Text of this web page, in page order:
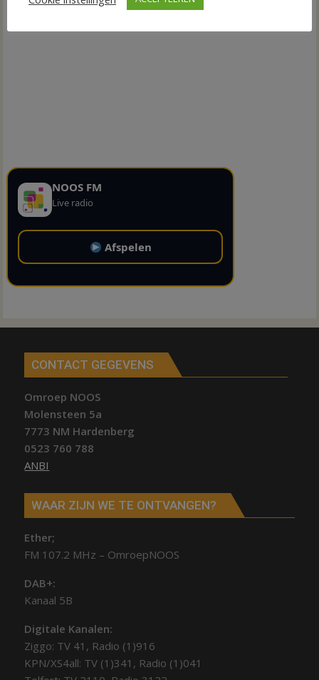
NOOS FM
Live radio
Afspelen
CONTACT GEGEVENS
Omroep NOOS
Molensteen 5a
7773 NM Hardenberg
0523 760 788
ANBI
WAAR ZIJN WE TE ONTVANGEN?
Ether;
FM 107.2 MHz – OmroepNOOS
DAB+:
Kanaal 5B
Digitale Kanalen:
Ziggo: TV 41, Radio (1)916
KPN/XS4all: TV (1)341, Radio (1)041